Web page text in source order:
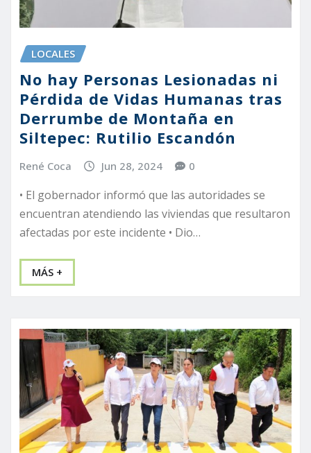
LOCALES
No hay Personas Lesionadas ni
Pérdida de Vidas Humanas tras
Derrumbe de Montaña en
Siltepec: Rutilio Escandón
René Coca Jun 28, 2024 0
• El gobernador informó que las autoridades se
encuentran atendiendo las viviendas que resultaron
afectadas por este incidente • Dio…
MÁS +